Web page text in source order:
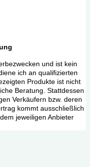
und ist kein
ich an qualifizierten
Produkte ist nicht
Beratung. Stattdessen
Verkäufern bzw. deren
kommt ausschließlich
jeweiligen Anbieter